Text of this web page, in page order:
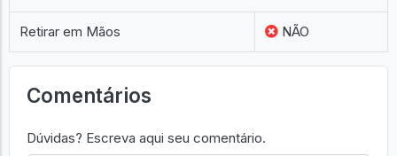
Retirar em Mãos NÃO
Comentários
Dúvidas? Escreva aqui seu comentário.